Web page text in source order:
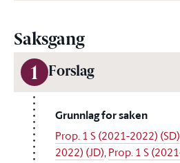
Saksgang
1 Forslag
Grunnlag for saken
Prop. 1 S (2021-2022) (SD)
2022) (JD),Prop. 1 S